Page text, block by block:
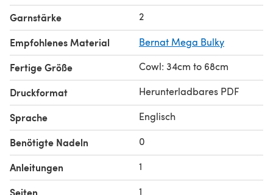
Garnstärke 2
Empfohlenes Material Bernat Mega Bulky
Fertige Größe Cowl: 34cm to 68cm
Druckformat Herunterladbares PDF
Sprache Englisch
Benötigte Nadeln 0
Anleitungen 1
Seiten 1